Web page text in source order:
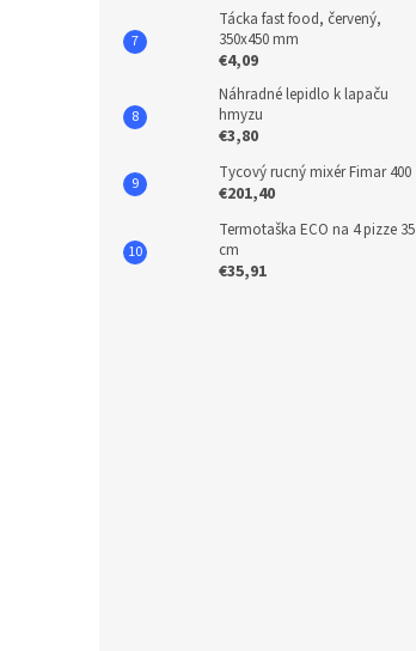
Tácka fast food, červený,
350x450 mm
€4,09
Náhradné lepidlo k lapaču
hmyzu
€3,80
Tycový rucný mixér Fimar 400
€201,40
Termotaška ECO na 4 pizze 35
cm
€35,91